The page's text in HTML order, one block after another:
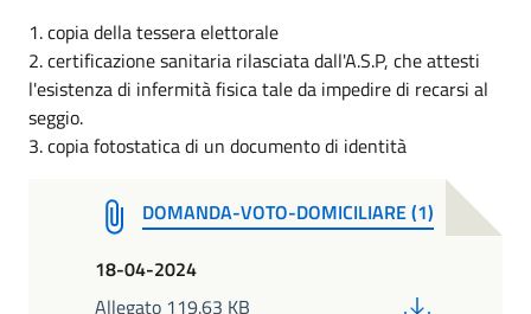
1. copia della tessera elettorale
2. certificazione sanitaria rilasciata dall'A.S.P, che attesti
l'esistenza di infermità fisica tale da impedire di recarsi al
seggio.
3. copia fotostatica di un documento di identità
DOMANDA-VOTO-DOMICILIARE (1)
18-04-2024
Allegato 119.63 KB